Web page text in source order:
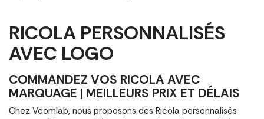
RICOLA PERSONNALISÉS
AVEC LOGO
COMMANDEZ VOS RICOLA AVEC
MARQUAGE | MEILLEURS PRIX ET DÉLAIS
Chez Vcomlab, nous proposons des Ricola personnalisés